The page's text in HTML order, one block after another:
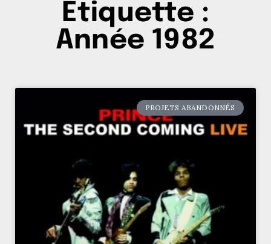
Étiquette :
Année 1982
PROJETS ABANDONNÉS